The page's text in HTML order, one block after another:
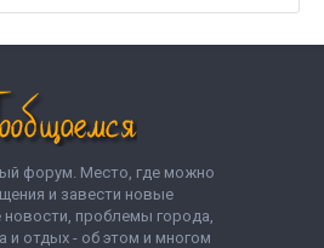
форум. Место, где можно
и завести новые
проблемы города,
и отдых - об этом и многом